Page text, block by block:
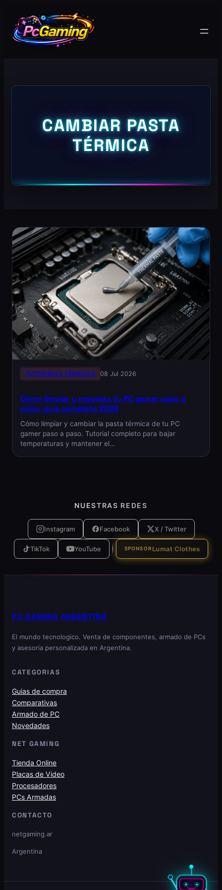
CAMBIAR PASTA
TÉRMICA
TUTORIALES TÉCNICOS 08 Jul 2026
Cómo limpiar y repastas tu PC gamer paso a
paso: guía completa 2026
Cómo limpiar y cambiar la pasta térmica de tu PC
gamer paso a paso. Tutorial completo para bajar
temperaturas y mantener el…
NUESTRAS REDES
Instagram Facebook X / Twitter
TikTok YouTube SPONSOR Lumat Clothes
PC GAMING ARGENTINA
El mundo tecnologico. Venta de componentes, armado de PCs
y asesoria personalizada en Argentina.
CATEGORIAS
Guias de compra
Comparativas
Armado de PC
Novedades
NET GAMING
Tienda Online
Placas de Video
Procesadores
PCs Armadas
CONTACTO
netgaming.ar
Argentina